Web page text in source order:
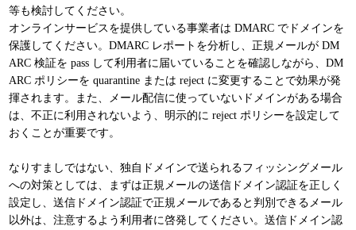
等も検討してください。
オンラインサービスを提供している事業者は DMARC でドメインを
保護してください。DMARC レポートを分析し、正規メールが DM
ARC 検証を pass して利用者に届いていることを確認しながら、DM
ARC ポリシーを quarantine または reject に変更することで効果が発
揮されます。また、メール配信に使っていないドメインがある場合
は、不正に利用されないよう、明示的に reject ポリシーを設定して
おくことが重要です。
なりすましではない、独自ドメインで送られるフィッシングメール
への対策としては、まずは正規メールの送信ドメイン認証を正しく
設定し、送信ドメイン認証で正規メールであると判別できるメール
以外は、注意するよう利用者に啓発してください。送信ドメイン認